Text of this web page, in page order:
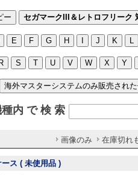
ー セガマークIII＆レトロフリーク
E F G H J K L
R S T U V W X Y
海外マスターシステムのみ販売され
内 で 検 索
画像のみ 在庫切れ
ス ( 未使用品 )